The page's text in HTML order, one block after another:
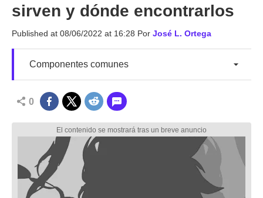
sirven y dónde encontrarlos
Published at 08/06/2022 at 16:28 Por José L. Ortega
Componentes comunes
0